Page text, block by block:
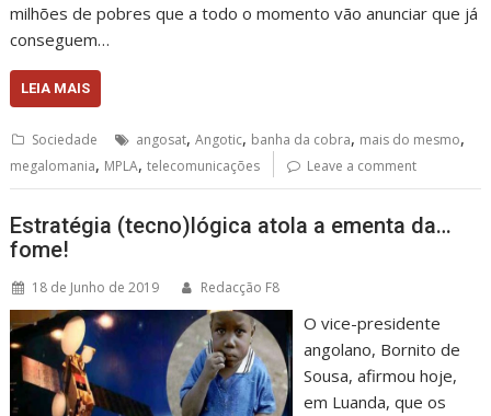
milhões de pobres que a todo o momento vão anunciar que já
conseguem…
LEIA MAIS
Sociedade angosat,Angotic, banha da cobra, mais do mesmo,
megalomania, MPLA,telecomunicações Leave a comment
Estratégia (tecno)lógica atola a ementa da…
fome!
18 de Junho de 2019 Redacção F8
O vice-presidente
angolano, Bornito de
Sousa, afirmou hoje,
em Luanda, que os